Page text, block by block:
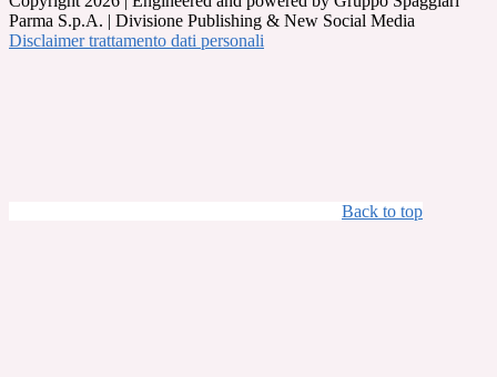
Parma S.p.A. | Divisione Publishing & New Social Media
Disclaimer trattamento dati personali
Back to top